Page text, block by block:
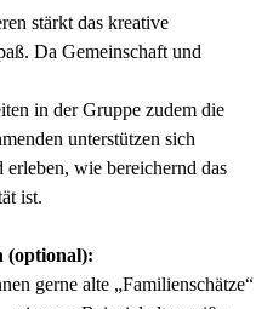
stärkt das kreative
Da Gemeinschaft und
in der Gruppe zudem die
unterstützen sich
erleben, wie bereichernd das
ist.
(optional):
gerne alte „Familienschätze“